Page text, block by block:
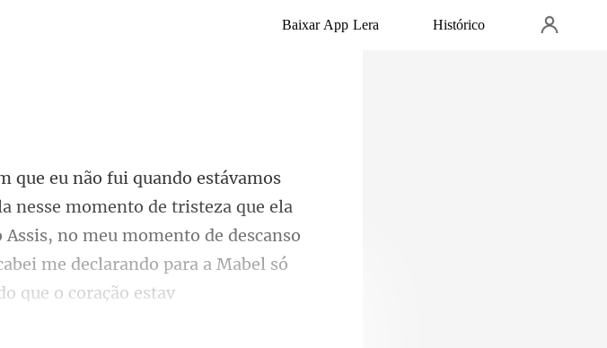
Baixar App Lera Histórico
momento de tristeza que ela
no meu momento de descanso